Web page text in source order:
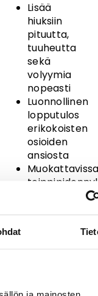
ja mainosten
Lisää
hiuksiin
pituutta,
tuuheutta
sekä
volyymia
nopeasti
Luonnollinen
lopputulos
erikokoisten
osioiden
ansiosta
Multiway -